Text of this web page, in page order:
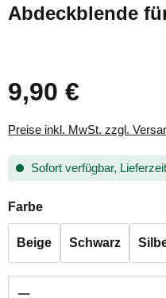
Abdeckblende
9,90 €
Preise inkl. MwSt. zzgl.
Sofort verfügbar,
Farbeauswählen
Beige Schwarz
Produkt Anzahl: